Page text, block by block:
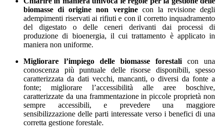
biomasse di origine non verginecon la revisione degli
adempimenti riservati ai rifiuti e con il corretto inquadramento
del digestato o delle ceneri derivanti dai processi di
produzione di bioenergia, il cui trattamento è applicato in
maniera non uniforme.
Migliorare l’impiego delle biomasse forestali con una
conoscenza più puntuale delle risorse disponibili, spesso
caratterizzata da dati vecchi, mancanti, o diversi da fonte a
fonte; migliorare l’accessibilità alle aree boschive,
caratterizzate da una frammentazione in piccole proprietà non
sempre accessibili, e prevedere una maggiore
sensibilizzazione delle parti interessate verso i benefici di una
corretta gestione forestale.